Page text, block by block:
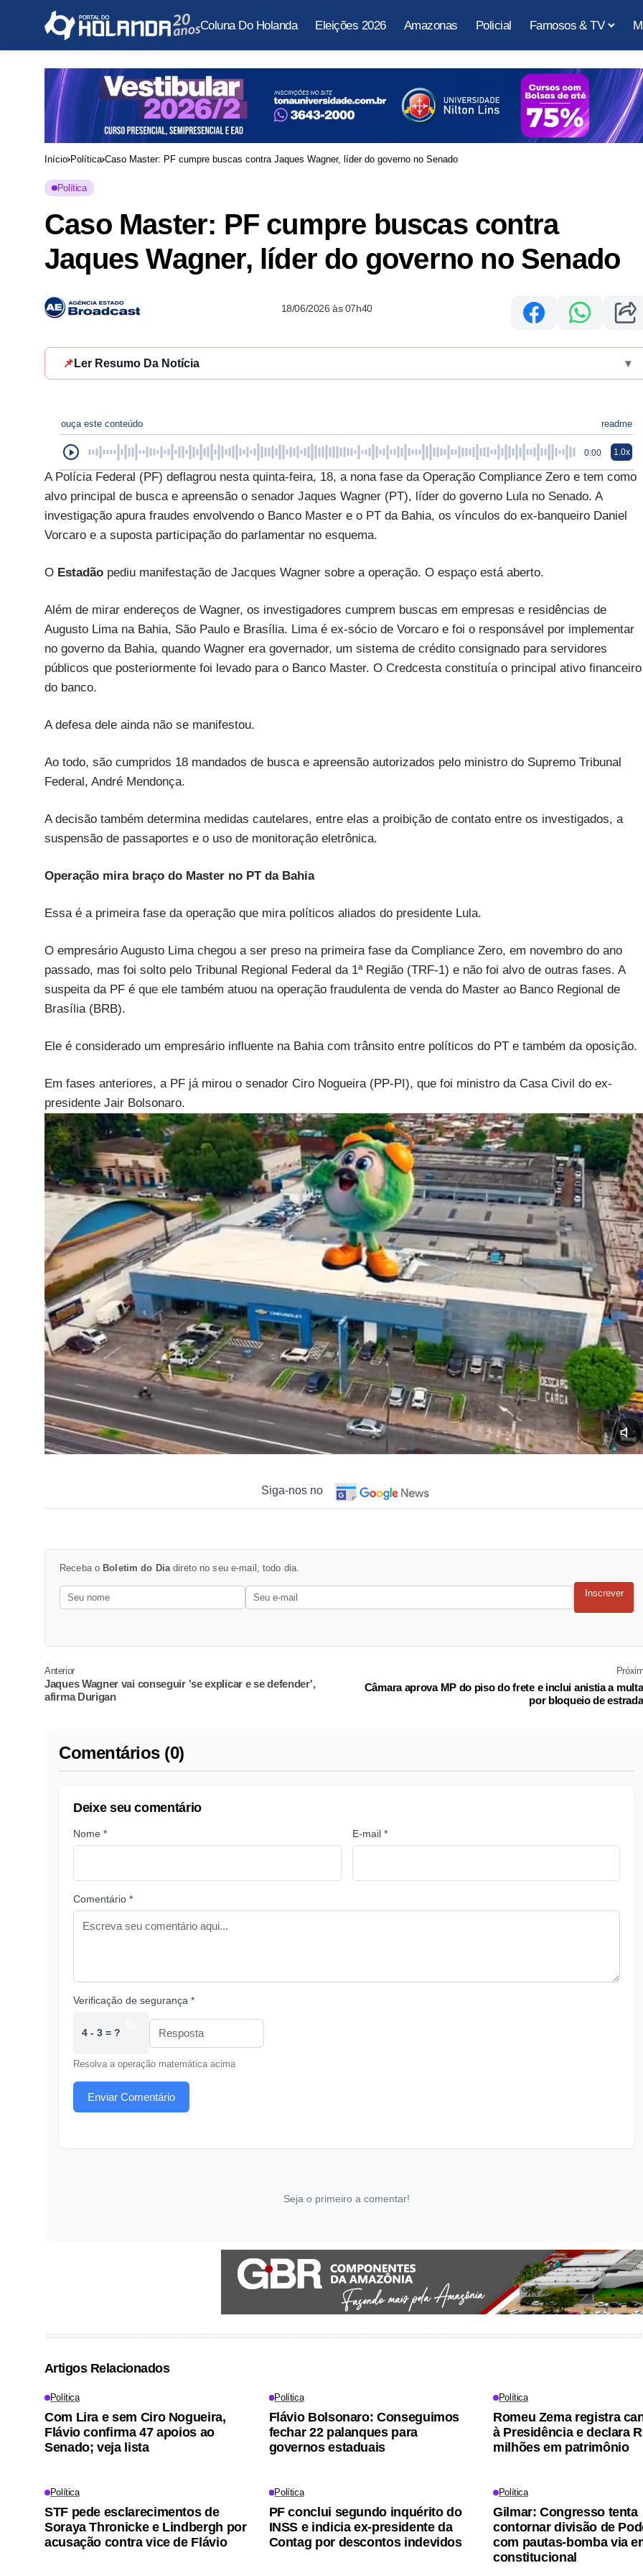
Coluna Do Holanda Eleições 2026 Amazonas Policial Famosos & TV
Início Política Caso Master: PF cumpre buscas contra Jaques Wagner, líder do governo no Senado
Política
Caso Master: PF cumpre buscas contra
Jaques Wagner, líder do governo no Senado
18/06/2026 às 07h40
📌 Ler Resumo Da Notícia ▾
ouça este conteúdo readme
0:00 1.0x
A Polícia Federal (PF) deflagrou nesta quinta-feira, 18, a nona fase da Operação Compliance Zero e tem como
alvo principal de busca e apreensão o senador Jaques Wagner (PT), líder do governo Lula no Senado. A
investigação apura fraudes envolvendo o Banco Master e o PT da Bahia, os vínculos do ex-banqueiro Daniel
Vorcaro e a suposta participação do parlamentar no esquema.
O Estadão pediu manifestação de Jacques Wagner sobre a operação. O espaço está aberto.
Além de mirar endereços de Wagner, os investigadores cumprem buscas em empresas e residências de
Augusto Lima na Bahia, São Paulo e Brasília. Lima é ex-sócio de Vorcaro e foi o responsável por implementar
no governo da Bahia, quando Wagner era governador, um sistema de crédito consignado para servidores
públicos que posteriormente foi levado para o Banco Master. O Credcesta constituía o principal ativo financeiro
do banco.
A defesa dele ainda não se manifestou.
Ao todo, são cumpridos 18 mandados de busca e apreensão autorizados pelo ministro do Supremo Tribunal
Federal, André Mendonça.
A decisão também determina medidas cautelares, entre elas a proibição de contato entre os investigados, a
suspensão de passaportes e o uso de monitoração eletrônica.
Operação mira braço do Master no PT da Bahia
Essa é a primeira fase da operação que mira políticos aliados do presidente Lula.
O empresário Augusto Lima chegou a ser preso na primeira fase da Compliance Zero, em novembro do ano
passado, mas foi solto pelo Tribunal Regional Federal da 1ª Região (TRF-1) e não foi alvo de outras fases. A
suspeita da PF é que ele também atuou na operação fraudulenta de venda do Master ao Banco Regional de
Brasília (BRB).
Ele é considerado um empresário influente na Bahia com trânsito entre políticos do PT e também da oposição.
Em fases anteriores, a PF já mirou o senador Ciro Nogueira (PP-PI), que foi ministro da Casa Civil do ex-
presidente Jair Bolsonaro.
Siga-nos no
Receba o Boletim do Diadireto no seu e-mail, todo dia.
Inscrever
Anterior
Jaques Wagner vai conseguir 'se explicar e se defender',
afirma Durigan
Câmara aprova MP do piso do frete e inclui anistia a
por bloqueio de
Comentários (0)
Deixe seu comentário
Nome * E-mail *
Comentário *
Verificação de segurança *
4 - 3 = ?
Resolva a operação matemática acima
Enviar Comentário
Seja o primeiro a comentar!
Artigos Relacionados
Política
Com Lira e sem Ciro Nogueira,
Flávio confirma 47 apoios ao
Senado; veja lista
Política
Flávio Bolsonaro: Conseguimos
fechar 22 palanques para
governos estaduais
Política
Romeu Zema registra
à Presidência e declara
milhões em patrimônio
Política
STF pede esclarecimentos de
Soraya Thronicke e Lindbergh por
acusação contra vice de Flávio
Política
PF conclui segundo inquérito do
INSS e indicia ex-presidente da
Contag por descontos indevidos
Política
Gilmar: Congresso tenta
contornar divisão de
com pautas-bomba via
constitucional